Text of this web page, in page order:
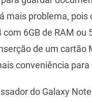
mais problema,
com 6GB de RAM ou
de um cartão
conveniência
do Galaxy